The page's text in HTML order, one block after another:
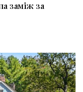
заміж за